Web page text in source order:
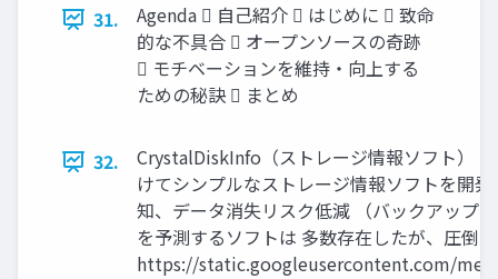
31.
Agenda  自己紹介  はじめに  致命
的な不具合  オープンソースの奇跡
 モチベーションを維持・向上する
ための秘訣  まとめ
32.
CrystalDiskInfo（ストレージ情報ソフト）
けてシンプルなストレージ情報ソフトを開
知、データ消失リスク低減 （バックアップ
を予測するソフトは 多数存在したが、圧倒
https://static.googleusercontent.com/